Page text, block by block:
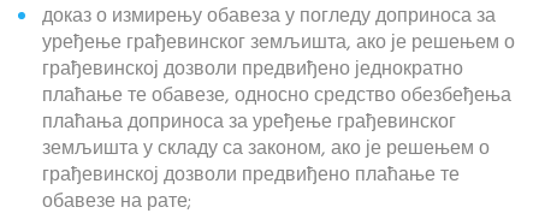
доказ о измирењу обавеза у погледу доприноса за
уређење грађевинског земљишта, ако је решењем о
грађевинској дозволи предвиђено једнократно
плаћање те обавезе, односно средство обезбеђења
плаћања доприноса за уређење грађевинског
земљишта у складу са законом, ако је решењем о
грађевинској дозволи предвиђено плаћање те
обавезе на рате;